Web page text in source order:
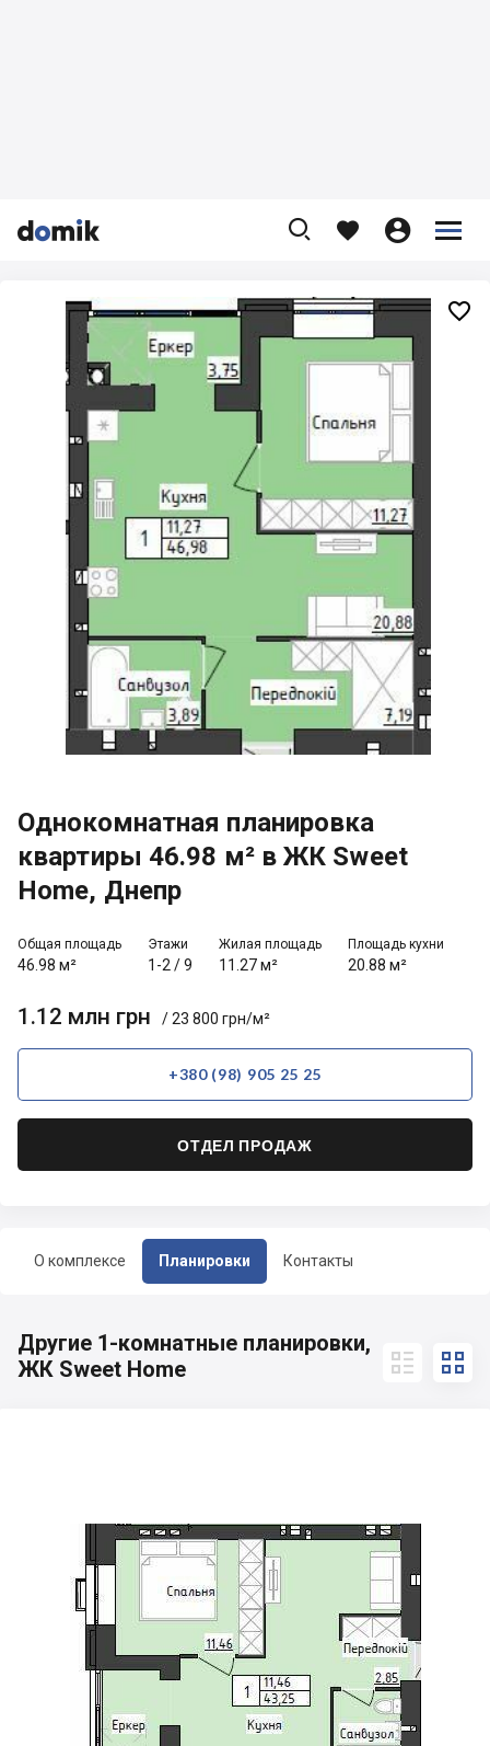


    


О комплексе Планировки Контакты
Однокомнатная планировка
квартиры 46.98 м² в ЖК Sweet
Home, Днепр
Общая площадь
46.98 м²
Этажи
1-2 /9
Жилая площадь
11.27 м²
Площадь кухни
20.88 м²
1.12 млн грн / 23 800 грн/м²
+380 (98) 905 25 25
ОТДЕЛ ПРОДАЖ

Другие 1-комнатные планировки,
ЖК Sweet Home
 